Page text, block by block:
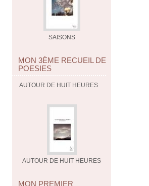
SAISONS
MON 3ÈME RECUEIL DE
POESIES
AUTOUR DE HUIT HEURES
AUTOUR DE HUIT HEURES
MON PREMIER